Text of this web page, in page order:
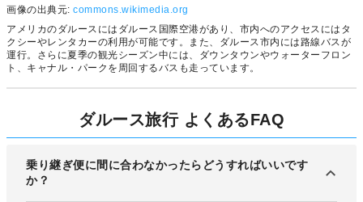
画像の出典元: commons.wikimedia.org
アメリカのダルースにはダルース国際空港があり、市内へのアクセスにはタ
クシーやレンタカーの利用が可能です。また、ダルース市内には路線バスが
運行。さらに夏季の観光シーズン中には、ダウンタウンやウォーターフロン
ト、キャナル・パークを周回するバスも走っています。
ダルース旅行 よくあるFAQ
乗り継ぎ便に間に合わなかったらどうすればいいです
か？